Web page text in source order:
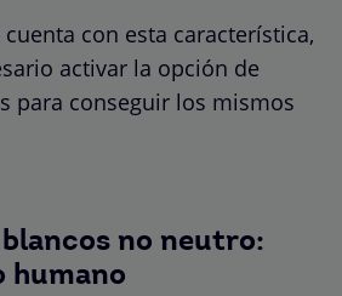
con esta característica,
activar la opción de
para conseguir los mismos
blancos no neutro:
humano